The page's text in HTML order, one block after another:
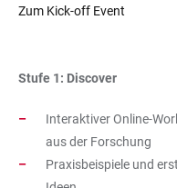
Zum Kick-off Event
Stufe 1: Discover
Interaktiver Online-
aus der Forschung
Praxisbeispiele und